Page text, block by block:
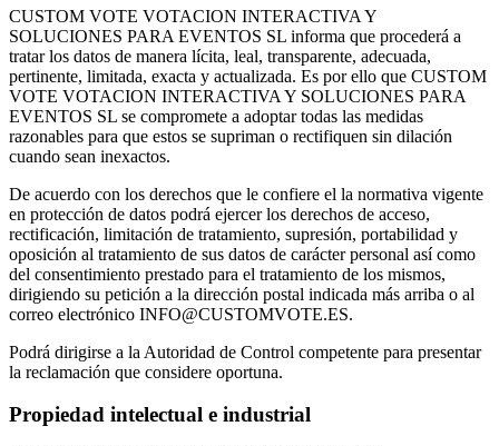
CUSTOM VOTE VOTACION INTERACTIVA Y
SOLUCIONES PARA EVENTOS SL informa que procederá a
tratar los datos de manera lícita, leal, transparente, adecuada,
pertinente, limitada, exacta y actualizada. Es por ello que CUSTOM
VOTE VOTACION INTERACTIVA Y SOLUCIONES PARA
EVENTOS SL se compromete a adoptar todas las medidas
razonables para que estos se supriman o rectifiquen sin dilación
cuando sean inexactos.
De acuerdo con los derechos que le confiere el la normativa vigente
en protección de datos podrá ejercer los derechos de acceso,
rectificación, limitación de tratamiento, supresión, portabilidad y
oposición al tratamiento de sus datos de carácter personal así como
del consentimiento prestado para el tratamiento de los mismos,
dirigiendo su petición a la dirección postal indicada más arriba o al
correo electrónico INFO@CUSTOMVOTE.ES.
Podrá dirigirse a la Autoridad de Control competente para presentar
la reclamación que considere oportuna.
Propiedad intelectual e industrial